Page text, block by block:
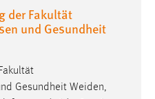
der Fakultät
und Gesundheit
Gesundheit Weiden,
nutzen zu können.
frame-style-